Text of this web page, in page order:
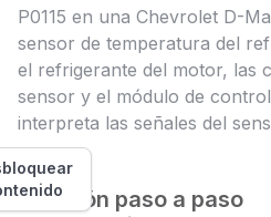
P0115 en una Chevrolet D-
sensor de temperatura del
el refrigerante del motor, las
sensor y el módulo de
interpreta las señales del
Solución paso a paso